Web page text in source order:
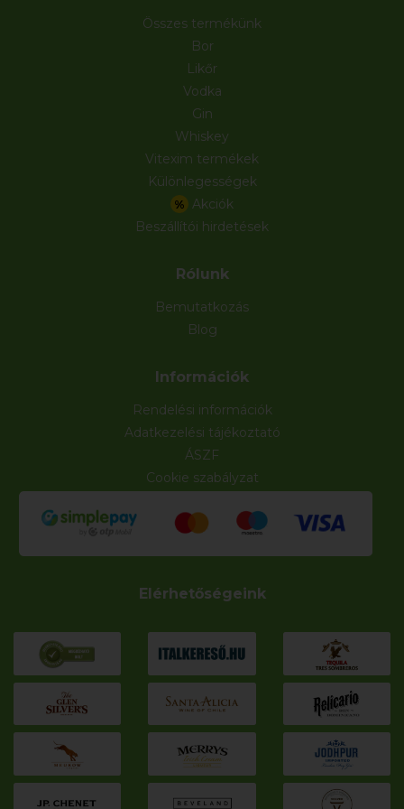
Összes termékünk
Bor
Likőr
Vodka
Gin
Whiskey
Vitexim termékek
Különlegességek
% Akciók
Beszállítói hirdetések
Rólunk
Bemutatkozás
Blog
Információk
Rendelési információk
Adatkezelési tájékoztató
ÁSZF
Cookie szabályzat
Elérhetőségeink